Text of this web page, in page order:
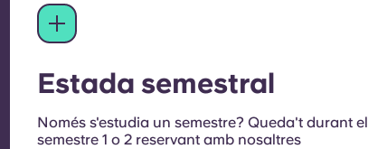
Estada semestral
Només s'estudia un semestre? Queda't durant el
semestre 1 o 2 reservant amb nosaltres